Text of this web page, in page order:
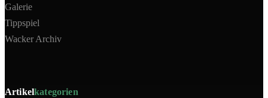
Galerie
Tippspiel
Wacker Archiv
Artikelkategorien